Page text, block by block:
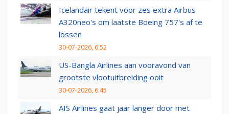
Icelandair tekent voor zes extra Airbus
A320neo's om laatste Boeing 757's af te
lossen
30-07-2026, 6:52
US-Bangla Airlines aan vooravond van
grootste vlootuitbreiding ooit
30-07-2026, 6:45
AIS Airlines gaat jaar langer door met